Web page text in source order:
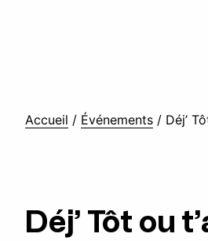
Accueil / Événements / Déj’
Déj’ Tôt ou